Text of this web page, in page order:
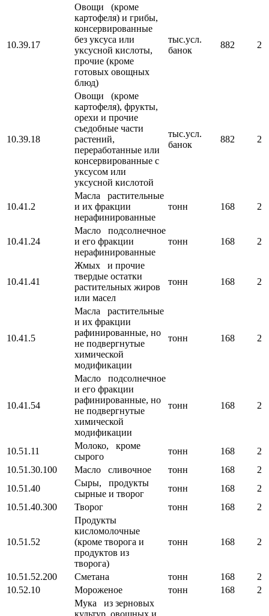
10.39.17
Овощи (кроме
картофеля) и грибы,
консервированные
без уксуса или
уксусной кислоты,
прочие (кроме
готовых овощных
блюд)
тыс.усл.
банок
882 2
10.39.18
Овощи (кроме
картофеля), фрукты,
орехи и прочие
съедобные части
растений,
переработанные или
консервированные с
уксусом или
уксусной кислотой
тыс.усл.
банок
882 2
10.41.2
Масла растительные
и их фракции
нерафинированные
тонн 168 2
10.41.24
Масло подсолнечное
и его фракции
нерафинированные
тонн 168 2
10.41.41
Жмых и прочие
твердые остатки
растительных жиров
или масел
тонн 168 2
10.41.5
Масла растительные
и их фракции
рафинированные, но
не подвергнутые
химической
модификации
тонн 168 2
10.41.54
Масло подсолнечное
и его фракции
рафинированные, но
не подвергнутые
химической
модификации
тонн 168 2
10.51.11
Молоко, кроме
сырого
тонн 168
2
10.51.30.100
Масло сливочное тонн 168
2
10.51.40
Сыры, продукты
сырные и творог
тонн 168
2
10.51.40.300
Творог тонн 168 2
10.51.52
Продукты
кисломолочные
(кроме творога и
продуктов из
творога)
тонн 168 2
10.51.52.200 Сметана тонн 168
2
10.52.10
Мороженое тонн 168 2
Мука из зерновых